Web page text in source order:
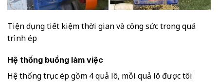
Tiện dụng tiết kiệm thời gian và công sức trong quá
trình ép
Hệ thống buồng làm việc
Hệ thống trục ép gồm 4 quả lô, mỗi quả lô được tôi